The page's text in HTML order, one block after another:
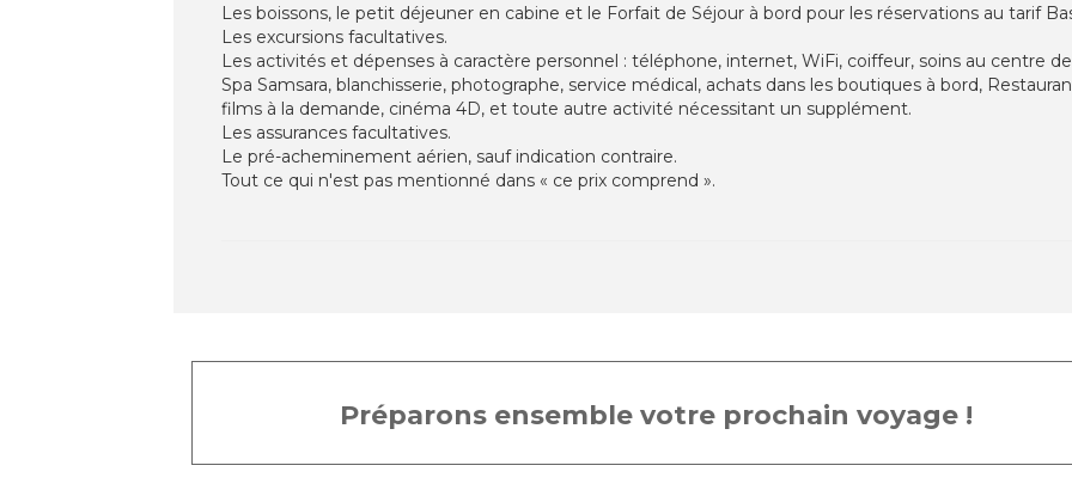
Les boissons, le petit déjeuner en cabine et le Forfait de Séjour à bord pour les réservations au tarif
Les excursions facultatives.
Les activités et dépenses à caractère personnel : téléphone, internet, WiFi, coiffeur, soins au centre
Spa Samsara, blanchisserie, photographe, service médical, achats dans les boutiques à bord,
films à la demande, cinéma 4D, et toute autre activité nécessitant un supplément.
Les assurances facultatives.
Le pré-acheminement aérien, sauf indication contraire.
Tout ce qui n'est pas mentionné dans « ce prix comprend ».
Préparons ensemble votre prochain voyage !